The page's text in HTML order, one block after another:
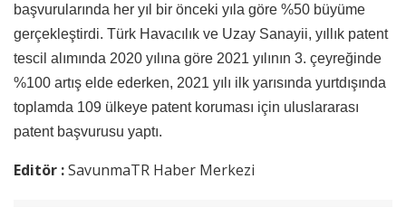
başvurularında her yıl bir önceki yıla göre %50 büyüme
gerçekleştirdi. Türk Havacılık ve Uzay Sanayii, yıllık patent
tescil alımında 2020 yılına göre 2021 yılının 3. çeyreğinde
%100 artış elde ederken, 2021 yılı ilk yarısında yurtdışında
toplamda 109 ülkeye patent koruması için uluslararası
patent başvurusu yaptı.
Editör :SavunmaTR Haber Merkezi